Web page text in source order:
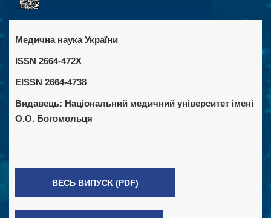
Медична наука України
ISSN 2664-472X
EISSN 2664-4738
Видавець: Національний медичний університет імені
О.О. Богомольця
ВЕСЬ ВИПУСК (PDF)